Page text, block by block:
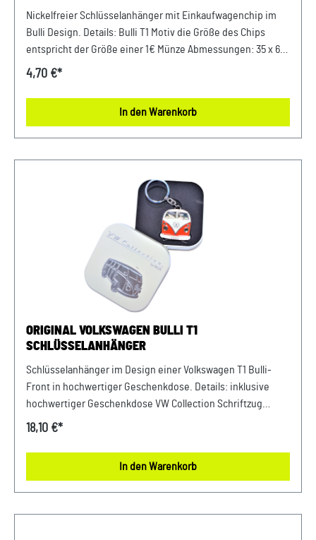
Nickelfreier Schlüsselanhänger mit Einkaufwagenchip im
Bulli Design. Details: Bulli T1 Motiv die Größe des Chips
entspricht der Größe einer 1€ Münze Abmessungen: 35 x 60
mm Material: Zink / Zamak Farbe: Silber
4,70 €*
In den Warenkorb
ORIGINAL VOLKSWAGEN BULLI T1
SCHLÜSSELANHÄNGER
Schlüsselanhänger im Design einer Volkswagen T1 Bulli-
Front in hochwertiger Geschenkdose. Details: inklusive
hochwertiger Geschenkdose VW Collection Schriftzug
Maße: 4 x 10 x 0,3 cm verchromt mit Emaille Material: Metall
18,10 €*
In den Warenkorb